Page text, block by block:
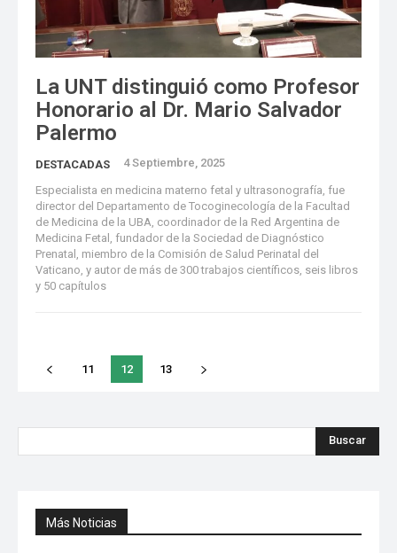
La UNT distinguió como Profesor
Honorario al Dr. Mario Salvador
Palermo
DESTACADAS 4 Septiembre, 2025
Especialista en medicina materno fetal y ultrasonografía, fue
director del Departamento de Tocoginecología de la Facultad
de Medicina de la UBA, coordinador de la Red Argentina de
Medicina Fetal, fundador de la Sociedad de Diagnóstico
Prenatal, miembro de la Comisión de Salud Perinatal del
Vaticano, y autor de más de 300 trabajos científicos, seis libros
y 50 capítulos
11 12 13
Buscar
Más Noticias